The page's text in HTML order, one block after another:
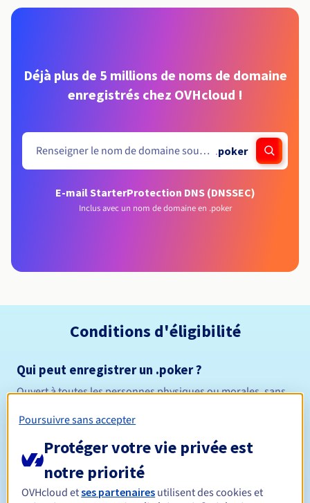
Déjà plus de 5 millions de noms de domaine
enregistrés chez OVHcloud !
.poker
E-mail StarterProtection DNS (DNSSEC)
Inclus avec un nom de domaine en .poker
Conditions d'éligibilité
Qui peut enregistrer un .poker ?
Ouvert à toutes les personnes physiques ou morales, sans
Durée de réservation
Poursuivre sans accepter
Protéger votre vie privée est
notre priorité
OVHcloud etses partenaires utilisent des cookies et